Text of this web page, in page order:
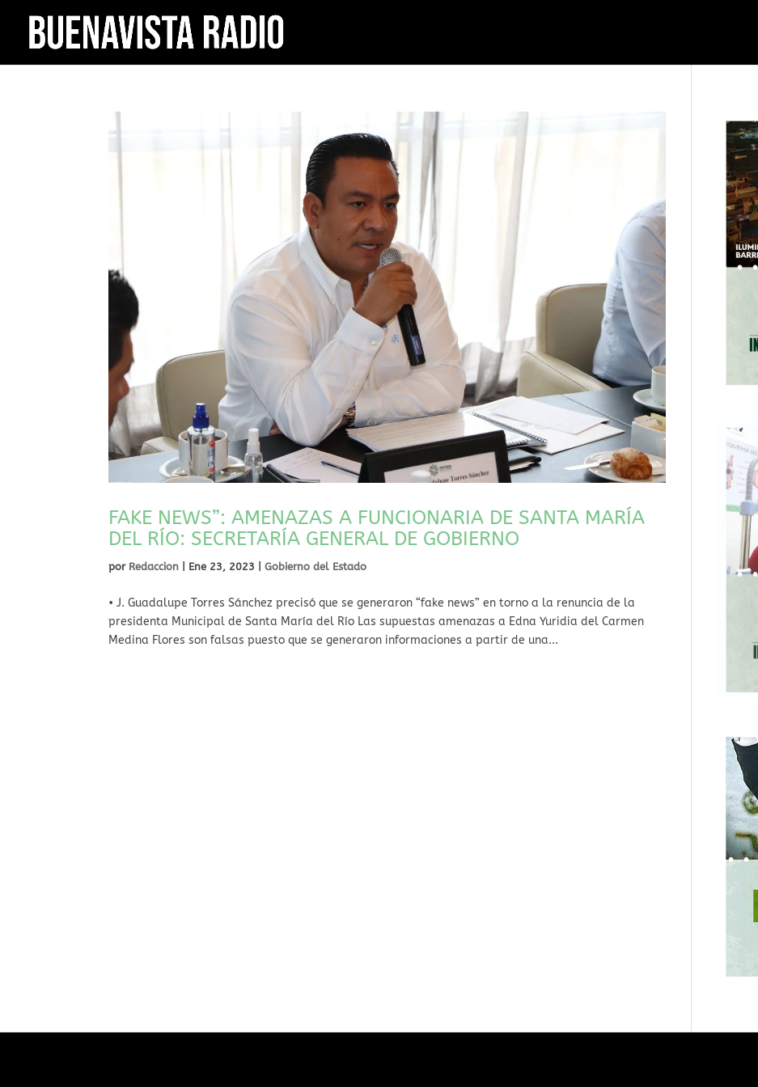
FAKE NEWS”: AMENAZAS A FUNCIONARIA DE SANTA MARÍA
DEL RÍO: SECRETARÍA GENERAL DE GOBIERNO
por Redaccion Ene 23, 2023 |Gobierno del Estado
• J. Guadalupe Torres Sánchez precisó que se generaron “fake news” en torno a la renuncia de la
presidenta Municipal de Santa María del Río Las supuestas amenazas a Edna Yuridia del Carmen
Medina Flores son falsas puesto que se generaron informaciones a partir de una...